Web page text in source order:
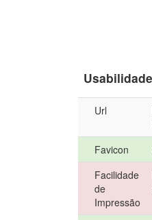
Usabilidade
Url
Favicon
Facilidade
de
Impressão